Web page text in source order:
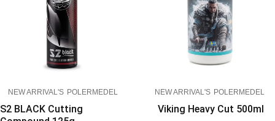
NEW ARRIVAL'S POLERMEDEL
S2 BLACK Cutting
NEW ARRIVAL'S POLERMEDEL
Viking Heavy Cut 500ml